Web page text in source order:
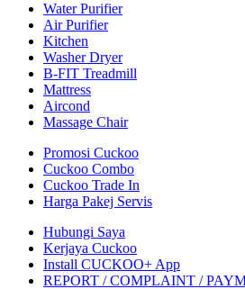
Water Purifier
Air Purifier
Kitchen
Washer Dryer
B-FIT Treadmill
Mattress
Aircond
Massage Chair
Promosi Cuckoo
Cuckoo Combo
Cuckoo Trade In
Harga Pakej Servis
Hubungi Saya
Kerjaya Cuckoo
Install CUCKOO+ App
REPORT / COMPLAINT /